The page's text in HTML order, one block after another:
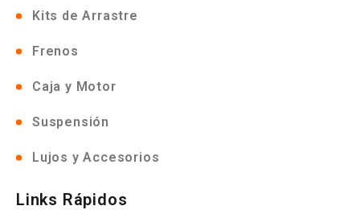
Kits de Arrastre
Frenos
Caja y Motor
Suspensión
Lujos y Accesorios
Links Rápidos